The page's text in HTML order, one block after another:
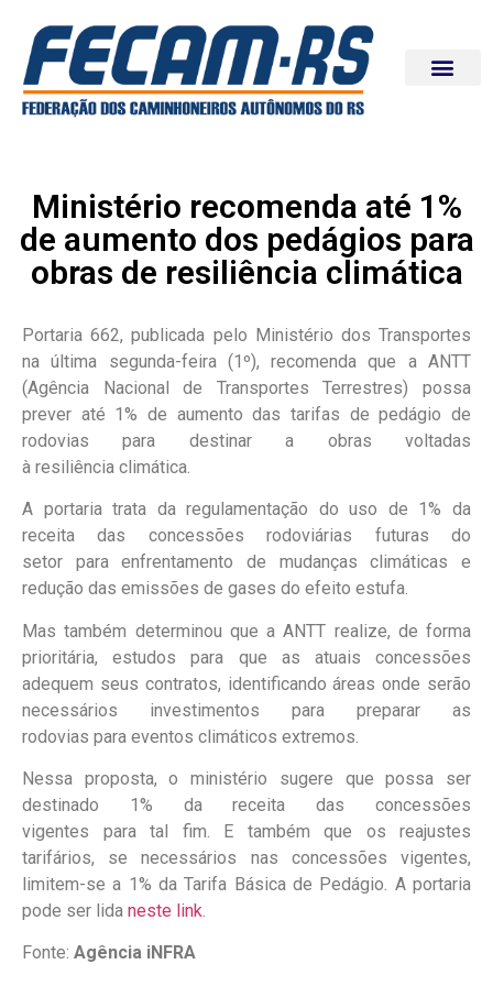
Ministério recomenda até 1%
de aumento dos pedágios para
obras de resiliência climática
Portaria 662, publicada pelo Ministério dos Transportes
na última segunda-feira (1º), recomenda que a ANTT
(Agência Nacional de Transportes Terrestres) possa
prever até 1% de aumento das tarifas de pedágio de
rodovias para destinar a obras voltadas
à resiliência climática.
A portaria trata da regulamentação do uso de 1% da
receita das concessões rodoviárias futuras do
setor para enfrentamento de mudanças climáticas e
redução das emissões de gases do efeito estufa.
Mas também determinou que a ANTT realize, de forma
prioritária, estudos para que as atuais concessões
adequem seus contratos, identificando áreas onde serão
necessários investimentos para preparar as
rodovias para eventos climáticos extremos.
Nessa proposta, o ministério sugere que possa ser
destinado 1% da receita das concessões
vigentes para tal fim. E também que os reajustes
tarifários, se necessários nas concessões vigentes,
limitem-se a 1% da Tarifa Básica de Pedágio. A portaria
pode ser lida neste link.
Fonte: Agência iNFRA